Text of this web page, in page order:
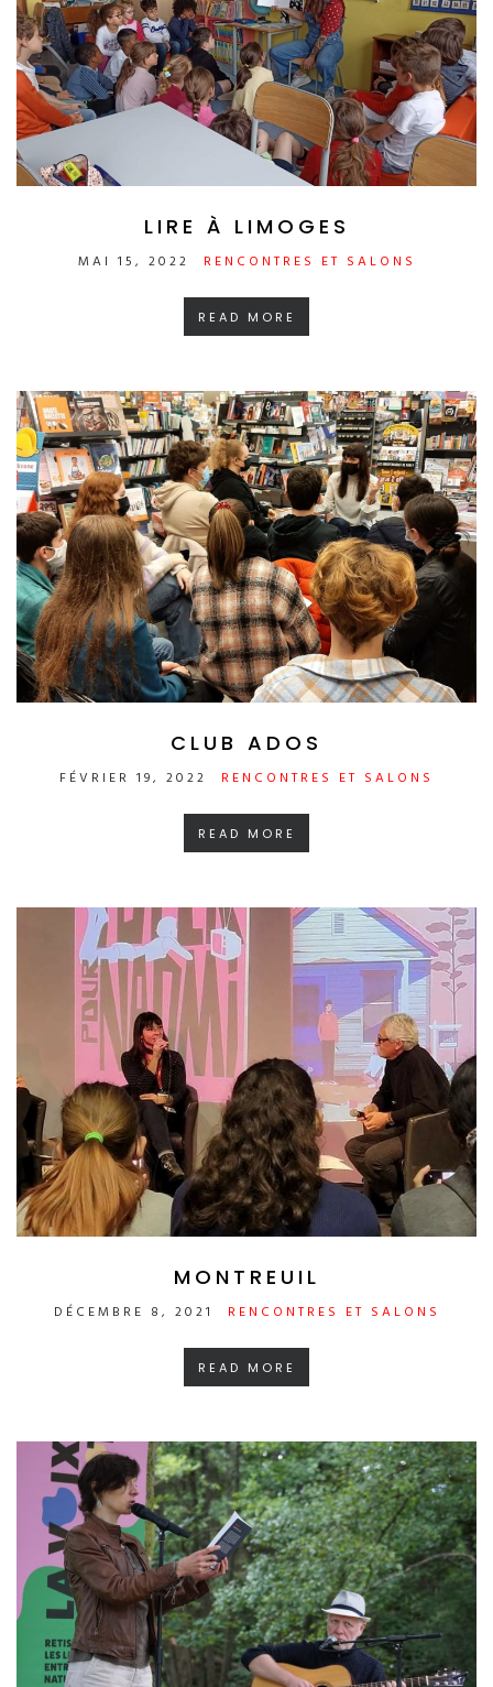
LIRE À LIMOGES
MAI 15, 2022 RENCONTRES ET SALONS
READ MORE
CLUB ADOS
FÉVRIER 19, 2022 RENCONTRES ET SALONS
READ MORE
MONTREUIL
DÉCEMBRE 8, 2021 RENCONTRES ET SALONS
READ MORE